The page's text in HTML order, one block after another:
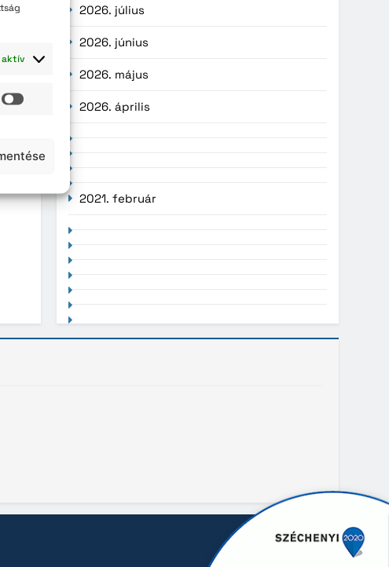
aktív
Statisztika
2026. július
2026. június
2026. május
2026. április
2021. február